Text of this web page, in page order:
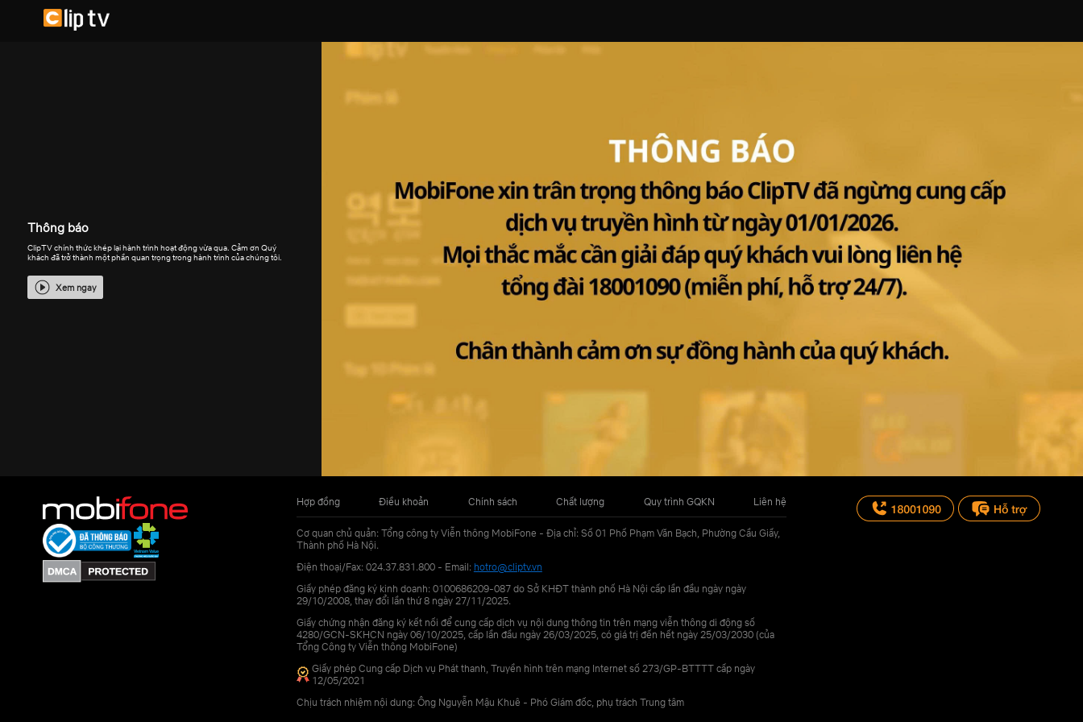
Thông báo
ClipTV chính thức khép lại hành trình hoạt động vừa qua. Cảm ơn Quý
khách đã trở thành một phần quan trọng trong hành trình của chúng tôi.
Xem ngay
Hợp đồng Điều khoản Chính sách Chất lượng Quy trình GQKN Liên hệ
Cơ quan chủ quản: Tổng công ty Viễn thông MobiFone - Địa chỉ: Số 01 Phố Phạm Văn Bạch, Phường Cầu Giấy,
Thành phố Hà Nội.
Điện thoại/Fax: 024.37.831.800 - Email: hotro@cliptv.vn
Giấy phép đăng ký kinh doanh: 0100686209-087 do Sở KHĐT thành phố Hà Nội cấp lần đầu ngày ngày
29/10/2008, thay đổi lần thứ 8 ngày 27/11/2025.
Giấy chứng nhận đăng ký kết nối để cung cấp dịch vụ nội dung thông tin trên mạng viễn thông di động số
4280/GCN-SKHCN ngày 06/10/2025, cấp lần đầu ngày 26/03/2025, có giá trị đến hết ngày 25/03/2030 (của
Tổng Công ty Viễn thông MobiFone)
Giấy phép Cung cấp Dịch vụ Phát thanh, Truyền hình trên mạng Internet số 273/GP-BTTTT cấp ngày
12/05/2021
Chịu trách nhiệm nội dung: Ông Nguyễn Mậu Khuê - Phó Giám đốc, phụ trách Trung tâm